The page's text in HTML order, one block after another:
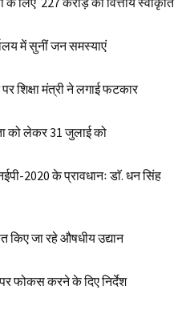
में सुनीं जन समस्याएं
शिक्षा मंत्री ने लगाई फटकार
को लेकर 31 जुलाई को
2020 के प्रावधानः डाॅ. धन सिंह
किए जा रहे औषधीय उद्यान
पर फोकस करने के दिए निर्देश